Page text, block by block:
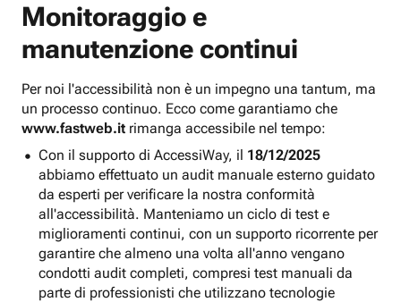
Monitoraggio e
manutenzione continui
Per noi l'accessibilità non è un impegno una tantum, ma
un processo continuo. Ecco come garantiamo che
www.fastweb.it rimanga accessibile nel tempo:
Con il supporto di AccessiWay, il 18/12/2025
abbiamo effettuato un audit manuale esterno guidato
da esperti per verificare la nostra conformità
all'accessibilità. Manteniamo un ciclo di test e
miglioramenti continui, con un supporto ricorrente per
garantire che almeno una volta all'anno vengano
condotti audit completi, compresi test manuali da
parte di professionisti che utilizzano tecnologie